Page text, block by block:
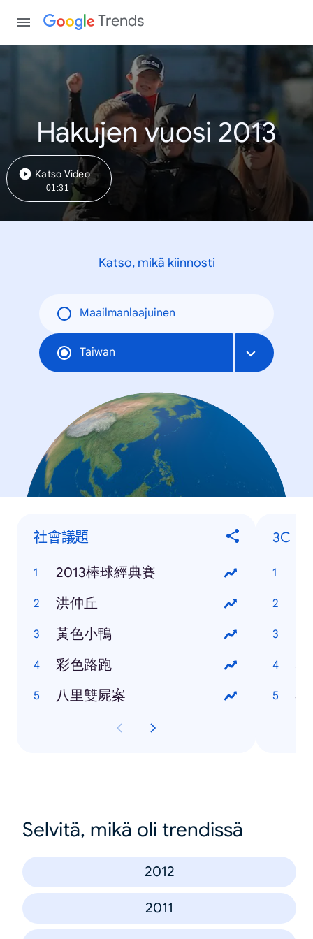
Trends
Hakujen vuosi 2013
Katso Video
01:31
Katso, mikä kiinnosti
Maailmanlaajuinen
Taiwan
社會議題
2013棒球經典賽
洪仲丘
黃色小鴨
彩色路跑
八里雙屍案
3C
Selvitä, mikä oli trendissä
2012
2011